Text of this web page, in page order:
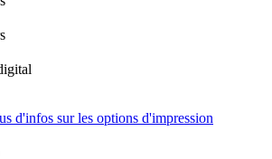
d'infos sur les options d'impression